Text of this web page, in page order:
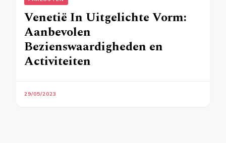
Venetië In Uitgelichte Vorm:
Aanbevolen
Bezienswaardigheden en
Activiteiten
29/05/2023